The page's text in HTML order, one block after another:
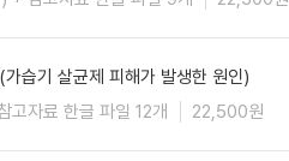
습기 살균제 피해가 발생한 원인)
고자료 한글 파일 12개 22,500원